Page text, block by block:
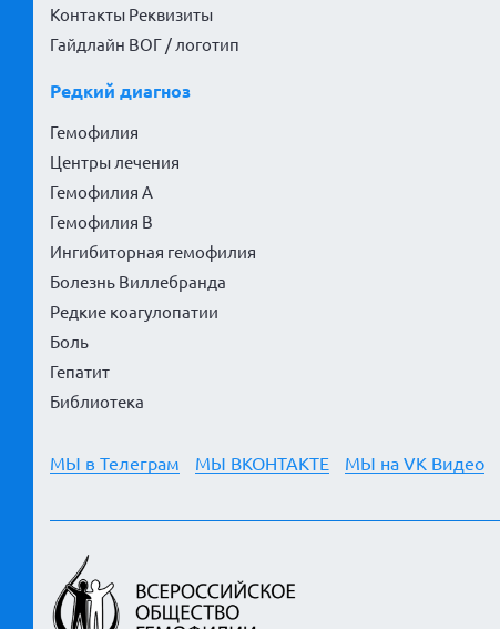
Контакты Реквизиты
Гайдлайн ВОГ / логотип
Редкий диагноз
Гемофилия
Центры лечения
Гемофилия А
Гемофилия В
Ингибиторная гемофилия
Болезнь Виллебранда
Редкие коагулопатии
Боль
Гепатит
Библиотека
МЫ в Телеграм МЫ ВКОНТАКТЕ МЫ на VK Видео